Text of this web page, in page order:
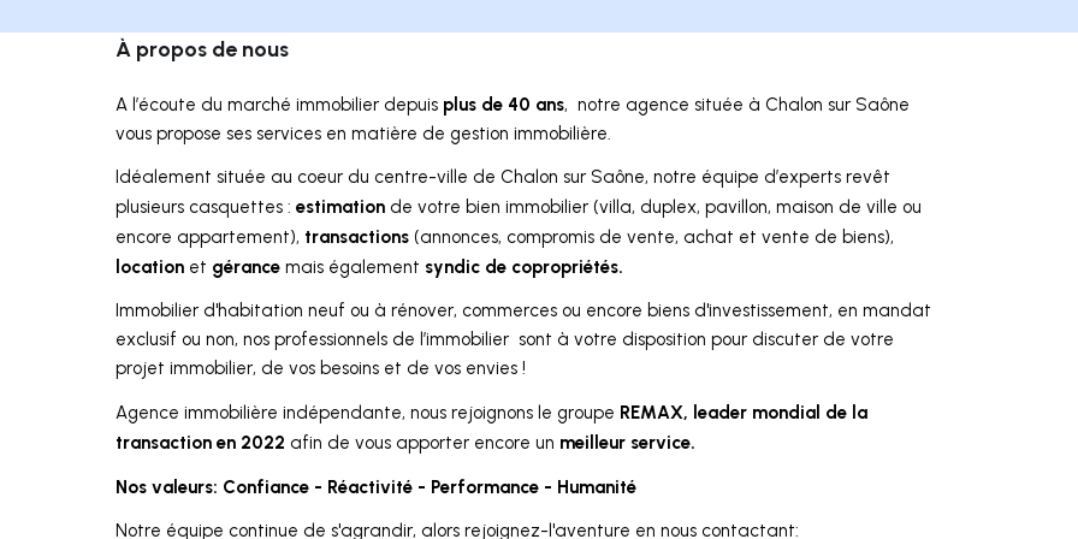
À propos de nous
A l’écoute du marché immobilier depuis plus de 40 ans, notre agence située à Chalon sur Saône
vous propose ses services en matière de gestion immobilière.
Idéalement située au coeur du centre-ville de Chalon sur Saône, notre équipe d’experts revêt
plusieurs casquettes : estimation de votre bien immobilier (villa, duplex, pavillon, maison de ville ou
encore appartement), transactions (annonces, compromis de vente, achat et vente de biens),
location et gérance mais également syndic de copropriétés.
Immobilier d'habitation neuf ou à rénover, commerces ou encore biens d'investissement, en mandat
exclusif ou non, nos professionnels de l’immobilier sont à votre disposition pour discuter de votre
projet immobilier, de vos besoins et de vos envies !
Agence immobilière indépendante, nous rejoignons le groupe REMAX, leader mondial de la
transaction en 2022 afin de vous apporter encore un meilleur service.
Nos valeurs: Confiance - Réactivité - Performance - Humanité
Notre équipe continue de s'agrandir, alors rejoignez-l'aventure en nous contactant: